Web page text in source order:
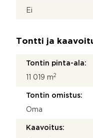
Ei
Tontti ja
Tontin pinta-ala:
11 019 m2
Tontin omistus:
Oma
Kaavoitus: